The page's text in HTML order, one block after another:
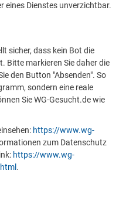
eines Dienstes unverzichtbar.
sicher, dass kein Bot die
Bitte markieren Sie daher die
den Button "Absenden". So
sondern eine reale
Sie WG-Gesucht.de wie
https://www.wg-
zum Datenschutz
https://www.wg-
.